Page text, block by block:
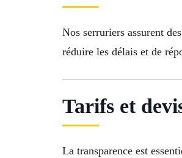
Nos serruriers assurent
réduire les délais et de
Tarifs et
La transparence est